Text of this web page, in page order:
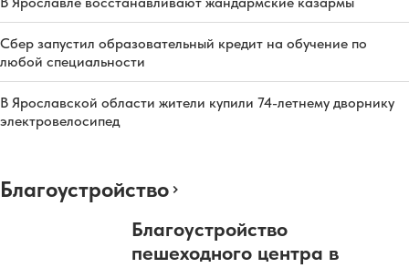
Сбер запустил образовательный кредит на обучение по
любой специальности
В Ярославской области жители купили 74-летнему дворнику
электровелосипед
Благоустройство
Благоустройство
пешеходного центра в